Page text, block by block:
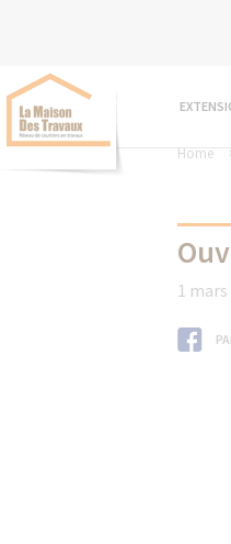
Home
1 mars